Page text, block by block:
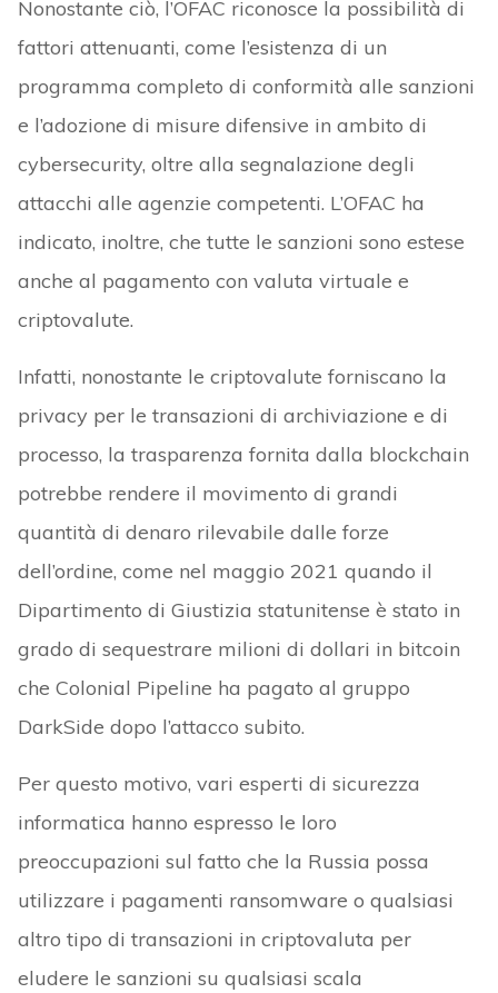
Nonostante ciò, l’OFAC riconosce la possibilità di
fattori attenuanti, come l’esistenza di un
programma completo di conformità alle sanzioni
e l’adozione di misure difensive in ambito di
cybersecurity, oltre alla segnalazione degli
attacchi alle agenzie competenti. L’OFAC ha
indicato, inoltre, che tutte le sanzioni sono estese
anche al pagamento con valuta virtuale e
criptovalute.
Infatti, nonostante le criptovalute forniscano la
privacy per le transazioni di archiviazione e di
processo, la trasparenza fornita dalla blockchain
potrebbe rendere il movimento di grandi
quantità di denaro rilevabile dalle forze
dell’ordine, come nel maggio 2021 quando il
Dipartimento di Giustizia statunitense è stato in
grado di sequestrare milioni di dollari in bitcoin
che Colonial Pipeline ha pagato al gruppo
DarkSide dopo l’attacco subito.
Per questo motivo, vari esperti di sicurezza
informatica hanno espresso le loro
preoccupazioni sul fatto che la Russia possa
utilizzare i pagamenti ransomware o qualsiasi
altro tipo di transazioni in criptovaluta per
eludere le sanzioni su qualsiasi scala